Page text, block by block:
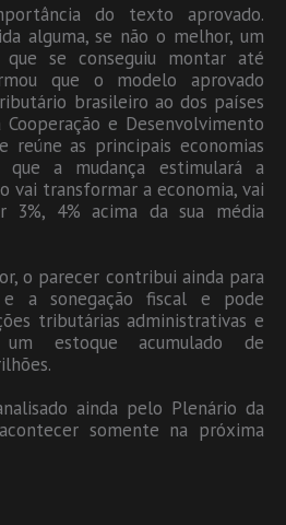
do texto aprovado.
alguma, se não o melhor, um
se conseguiu montar até
que o modelo aprovado
brasileiro ao dos países
e Desenvolvimento
reúne as principais economias
a mudança estimulará a
vai transformar a economia, vai
3%, 4% acima da sua média
o parecer contribui ainda para
a sonegação fiscal e pode
tributárias administrativas e
estoque acumulado de
ainda pelo Plenário da
somente na próxima